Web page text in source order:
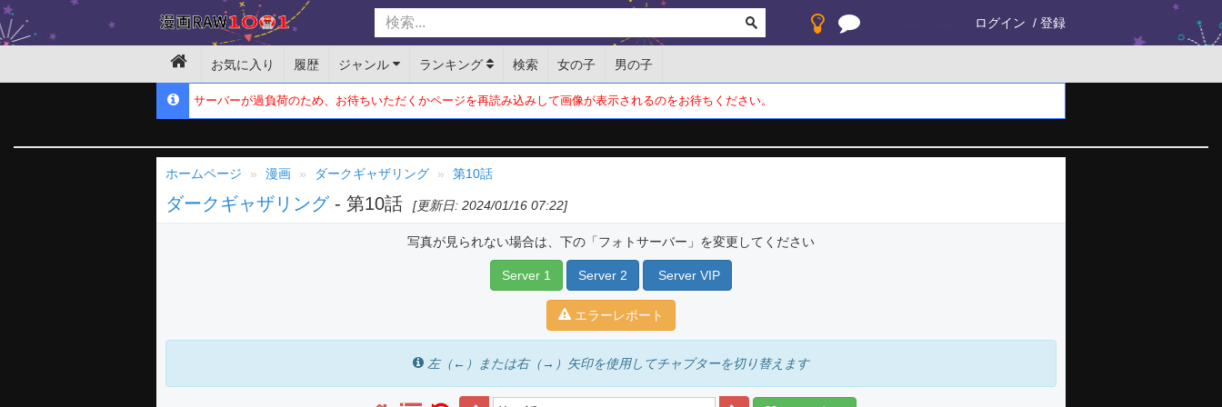
ログイン 登録
お気に入り 履歴 ジャンル ランキング 検索 女の子 男の子
サーバーが過負荷のため、お待ちいただくかページを再読み込みして画像が表示されるのをお待ちください。
ホームページ 漫画 ダークギャザリング 第10話
ダークギャザリング - 第10話 [更新日: 2024/01/16 07:22]
写真が見られない場合は、下の「フォトサーバー」を変更してください
Server 1 Server 2 Server VIP
エラーレポート
左（←）または右（→）矢印を使用してチャプターを切り替えます